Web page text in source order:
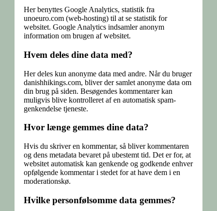
Her benyttes Google Analytics, statistik fra
unoeuro.com (web-hosting) til at se statistik for
websitet. Google Analytics indsamler anonym
information om brugen af websitet.
Hvem deles dine data med?
Her deles kun anonyme data med andre. Når du bruger
danishhikings.com, bliver der samlet anonyme data om
din brug på siden. Besøgendes kommentarer kan
muligvis blive kontrolleret af en automatisk spam-
genkendelse tjeneste.
Hvor længe gemmes dine data?
Hvis du skriver en kommentar, så bliver kommentaren
og dens metadata bevaret på ubestemt tid. Det er for, at
websitet automatisk kan genkende og godkende enhver
opfølgende kommentar i stedet for at have dem i en
moderationskø.
Hvilke personfølsomme data gemmes?